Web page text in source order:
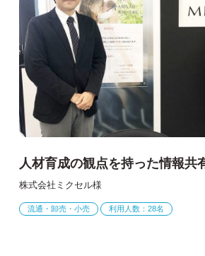
人材育成の観点を持った情報共
株式会社ミクセル様
流通・卸売・小売 利用人数：28名